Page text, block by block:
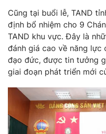
Video
VTV Money
VTV Sức khoẻ
Thị trường 24h
VTV4
Cũng tại buổi lễ, TAND
định bổ nhiệm cho 9
TAND khu vực. Đây là
đánh giá cao về năng lực
đạo đức, được tin tưởng
giai đoạn phát triển mới